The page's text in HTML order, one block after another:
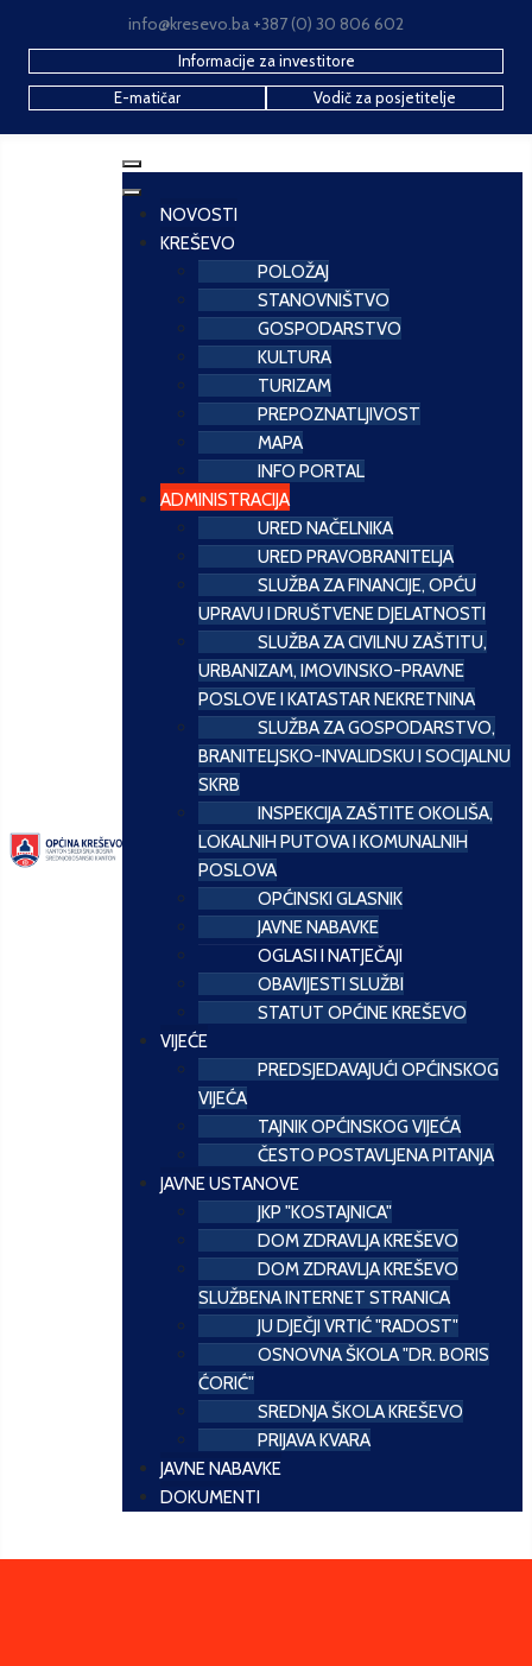
info@kresevo.ba +387 (0) 30 806 602
Informacije za investitore
E-matičar
Vodič za posjetitelje
NOVOSTI
KREŠEVO
POLOŽAJ
STANOVNIŠTVO
GOSPODARSTVO
KULTURA
TURIZAM
PREPOZNATLJIVOST
MAPA
INFO PORTAL
ADMINISTRACIJA
URED NAČELNIKA
URED PRAVOBRANITELJA
SLUŽBA ZA FINANCIJE, OPĆU
UPRAVU I DRUŠTVENE DJELATNOSTI
SLUŽBA ZA CIVILNU ZAŠTITU,
URBANIZAM, IMOVINSKO-PRAVNE
POSLOVE I KATASTAR NEKRETNINA
SLUŽBA ZA GOSPODARSTVO,
BRANITELJSKO-INVALIDSKU I SOCIJALNU
SKRB
INSPEKCIJA ZAŠTITE OKOLIŠA,
LOKALNIH PUTOVA I KOMUNALNIH
POSLOVA
OPĆINSKI GLASNIK
JAVNE NABAVKE
OGLASI I NATJEČAJI
OBAVIJESTI SLUŽBI
STATUT OPĆINE KREŠEVO
VIJEĆE
PREDSJEDAVAJUĆI OPĆINSKOG
VIJEĆA
TAJNIK OPĆINSKOG VIJEĆA
ČESTO POSTAVLJENA PITANJA
JAVNE USTANOVE
JKP "KOSTAJNICA"
DOM ZDRAVLJA KREŠEVO
DOM ZDRAVLJA KREŠEVO
SLUŽBENA INTERNET STRANICA
JU DJEČJI VRTIĆ "RADOST"
OSNOVNA ŠKOLA "DR. BORIS
ĆORIĆ"
SREDNJA ŠKOLA KREŠEVO
PRIJAVA KVARA
JAVNE NABAVKE
DOKUMENTI